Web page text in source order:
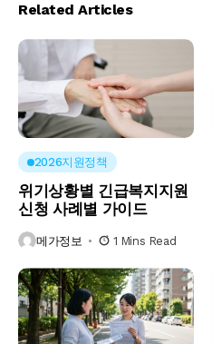
Related Articles
2026지원정책
위기상황별 긴급복지지원
신청 사례별 가이드
메가정보 1 Mins Read